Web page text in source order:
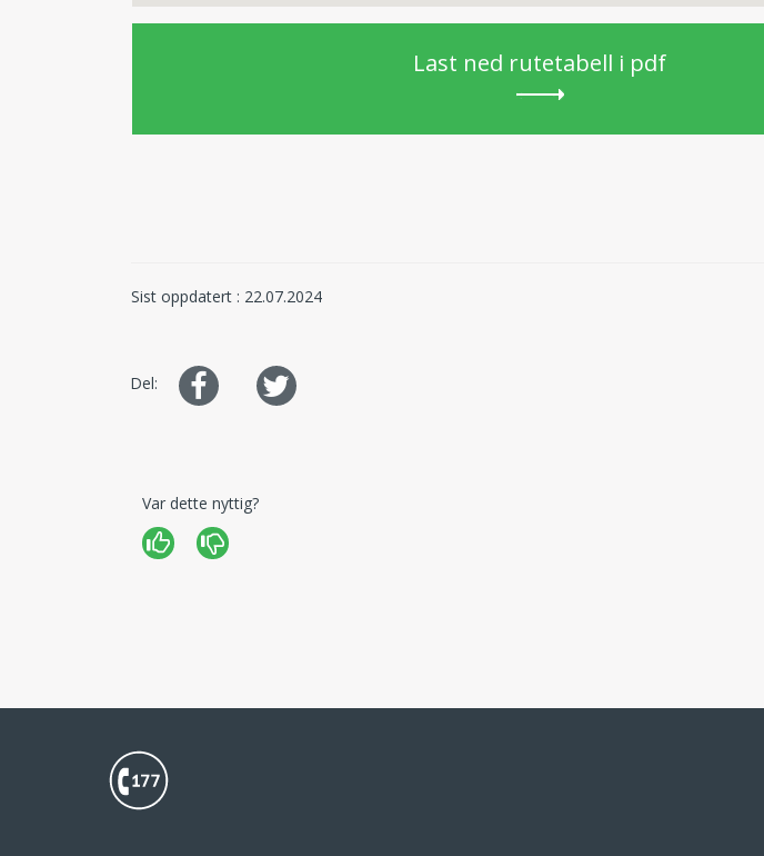
Last ned rutetabell i pdf
Sist oppdatert : 22.07.2024
Del:
Del
på
Del
på
Var dette nyttig?